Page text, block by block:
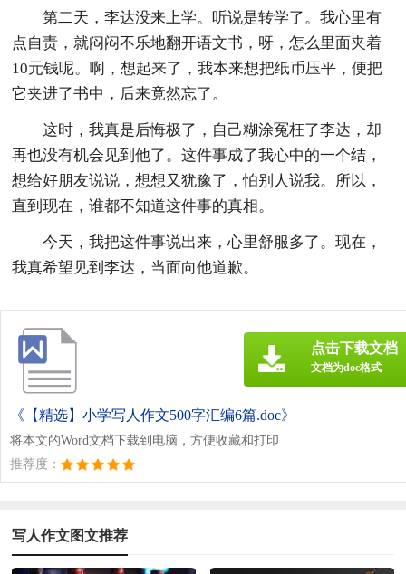
第二天，李达没来上学。听说是转学了。我心里有
点自责，就闷闷不乐地翻开语文书，呀，怎么里面夹着
10元钱呢。啊，想起来了，我本来想把纸币压平，便把
它夹进了书中，后来竟然忘了。
这时，我真是后悔极了，自己糊涂冤枉了李达，却
再也没有机会见到他了。这件事成了我心中的一个结，
想给好朋友说说，想想又犹豫了，怕别人说我。所以，
直到现在，谁都不知道这件事的真相。
今天，我把这件事说出来，心里舒服多了。现在，
我真希望见到李达，当面向他道歉。
《【精选】小学写人作文500字汇编6篇.doc》
将本文的Word文档下载到电脑，方便收藏和打印
推荐度：
点击下载文档
文档为doc格式
写人作文图文推荐